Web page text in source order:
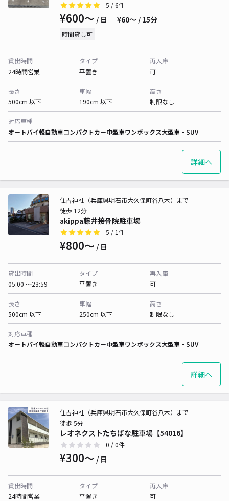
5 / 6件
¥600〜 / 日 ¥60〜 / 15分
時間貸し可
貸出時間
24時間営業
タイプ
平置き
再入庫
可
長さ
500cm 以下
車幅
190cm 以下
高さ
制限なし
対応車種
オートバイ軽自動車コンパクトカー中型車ワンボックス大型車・SUV
詳細へ
akippa藤井接骨院駐車場
住吉神社（兵庫県明石市大久保町谷八木）まで
徒歩 12分
5 / 1件
¥800〜 / 日
貸出時間
05:00 〜23:59
タイプ
平置き
再入庫
可
長さ
500cm 以下
車幅
250cm 以下
高さ
制限なし
対応車種
オートバイ軽自動車コンパクトカー中型車ワンボックス大型車・SUV
詳細へ
レオネクストたちばな駐車場【54016】
住吉神社（兵庫県明石市大久保町谷八木）まで
徒歩 5分
0 / 0件
¥300〜 / 日
貸出時間
24時間営業
タイプ
平置き
再入庫
可